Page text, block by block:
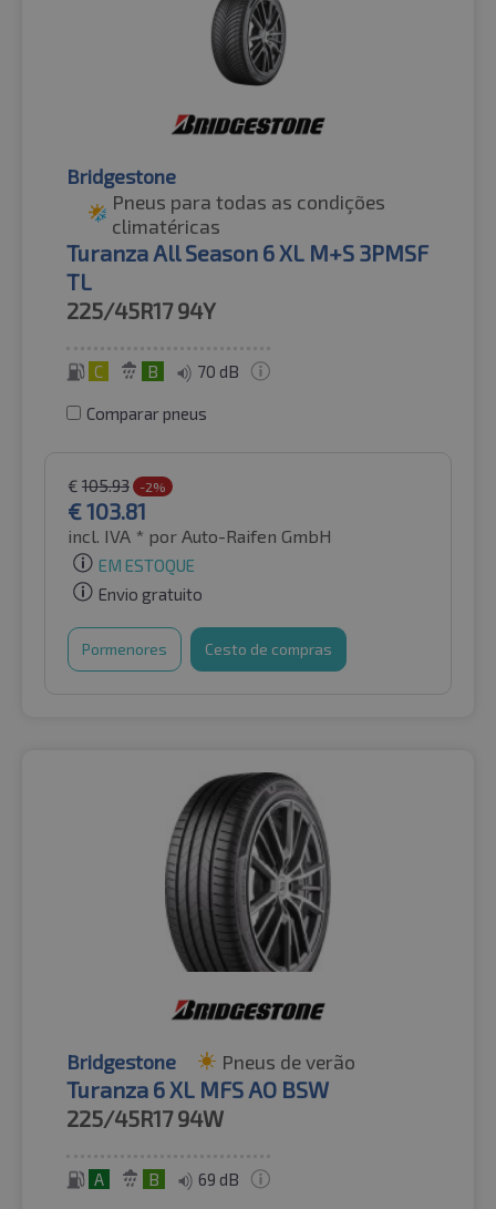
Bridgestone
Pneus para todas as condições
climatéricas
Turanza All Season 6 XL M+S 3PMSF
TL
225/45R17 94Y
C B 70 dB
Comparar pneus
€ 105.93 -2%
€103.81
incl. IVA * por Auto-Raifen GmbH
EM ESTOQUE
Envio gratuito
Pormenores Cesto de compras
Bridgestone Pneus de verão
Turanza 6 XL MFS AO BSW
225/45R17 94W
A B 69 dB